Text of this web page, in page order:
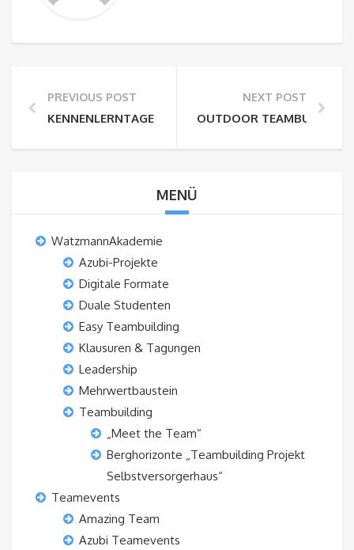
PREVIOUS POST
KENNENLERNTAGE ALS TEAMEVENT FÜR DUALE
NEXT POST
OUTDOOR TEAMBUILDING
MENÜ
WatzmannAkademie
Azubi-Projekte
Digitale Formate
Duale Studenten
Easy Teambuilding
Klausuren & Tagungen
Leadership
Mehrwertbaustein
Teambuilding
„Meet the Team“
Berghorizonte „Teambuilding Projekt
Selbstversorgerhaus“
Teamevents
Amazing Team
Azubi Teamevents